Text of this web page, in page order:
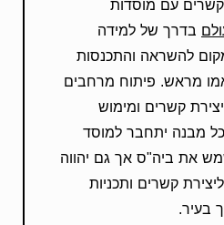
בדרך של למידה
להשראה והתכנסות
מראש. פיתוח מרחבים
קשרים ומימוש
מבנה יתחבר למוסד
את ביה"ס אך גם יהווה
קשרים ותכניות
בעיר.